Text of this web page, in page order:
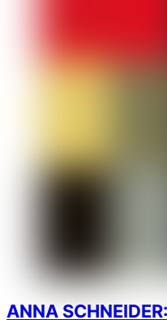
ANNA